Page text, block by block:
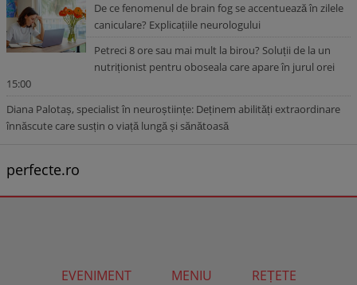
De ce fenomenul de brain fog se accentuează în zilele
caniculare? Explicațiile neurologului
Petreci 8 ore sau mai mult la birou? Soluții de la un
nutriționist pentru oboseala care apare în jurul orei
15:00
Diana Palotaș, specialist în neuroștiințe: Deținem abilități extraordinare
înnăscute care susțin o viață lungă și sănătoasă
perfecte.ro
EVENIMENT MENIU
REȚETE